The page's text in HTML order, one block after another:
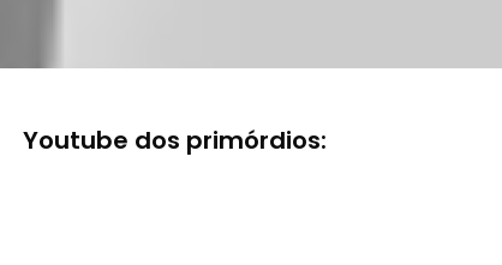
Youtube dos primórdios: